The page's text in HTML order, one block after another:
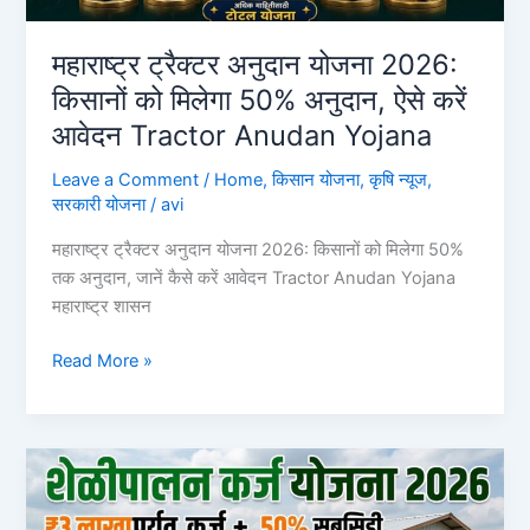
जाणून
घ्या
ऑनलाईन
अर्ज
करण्याची
प्रक्रिया
Instant
Personal
Loan
महाराष्ट्र ट्रैक्टर अनुदान योजना 2026:
किसानों को मिलेगा 50% अनुदान, ऐसे करें
आवेदन Tractor Anudan Yojana
Leave a Comment / Home,किसान योजना,कृषि न्यूज,
सरकारी योजना/avi
महाराष्ट्र ट्रैक्टर अनुदान योजना 2026: किसानों को मिलेगा 50%
तक अनुदान, जानें कैसे करें आवेदन Tractor Anudan Yojana
महाराष्ट्र शासन
महाराष्ट्र
योजना
2026:
किसानों
Read More »